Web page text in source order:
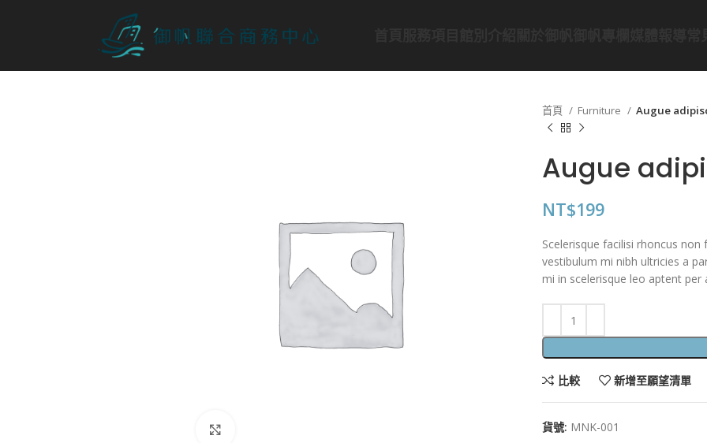
首頁 Furniture Augue
Augue
NT$199
Scelerisque facilisi rhoncus
vestibulum mi nibh ultricies a
mi in scelerisque leo aptent
比較 新增至願望清單
貨號: MNK-001